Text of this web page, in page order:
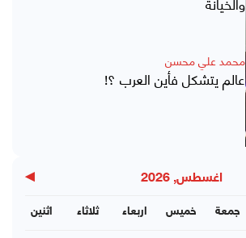
محمد علي محسن
عالم يتشكل فأين العرب ؟!
اغسطس, 2026 ▶
اثنين ثلاثاء اربعاء خميس جمعة